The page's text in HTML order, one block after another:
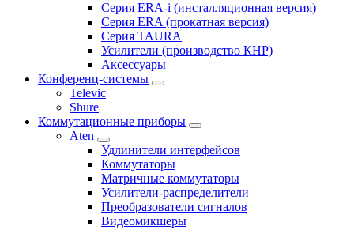
Серия ERA-i (инсталляционная версия)
Серия ERA (прокатная версия)
Серия TAURA
Усилители (производство КНР)
Аксессуары
Конференц-системы
Televic
Shure
Коммутационные приборы
Aten
Удлинители интерфейсов
Коммутаторы
Матричные коммутаторы
Усилители-распределители
Преобразователи сигналов
Видеомикшеры